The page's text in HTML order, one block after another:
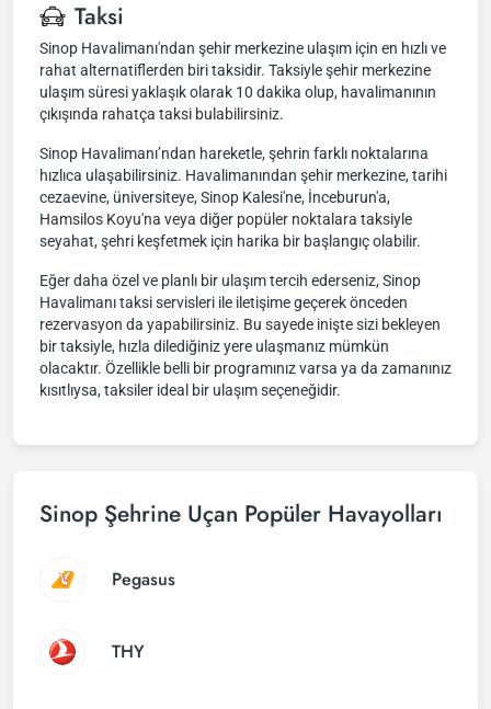
Taksi
Sinop Havalimanı'ndan şehir merkezine ulaşım için en hızlı ve
rahat alternatiflerden biri taksidir. Taksiyle şehir merkezine
ulaşım süresi yaklaşık olarak 10 dakika olup, havalimanının
çıkışında rahatça taksi bulabilirsiniz.
Sinop Havalimanı’ndan hareketle, şehrin farklı noktalarına
hızlıca ulaşabilirsiniz. Havalimanından şehir merkezine, tarihi
cezaevine, üniversiteye, Sinop Kalesi'ne, İnceburun'a,
Hamsilos Koyu'na veya diğer popüler noktalara taksiyle
seyahat, şehri keşfetmek için harika bir başlangıç olabilir.
Eğer daha özel ve planlı bir ulaşım tercih ederseniz, Sinop
Havalimanı taksi servisleri ile iletişime geçerek önceden
rezervasyon da yapabilirsiniz. Bu sayede inişte sizi bekleyen
bir taksiyle, hızla dilediğiniz yere ulaşmanız mümkün
olacaktır. Özellikle belli bir programınız varsa ya da zamanınız
kısıtlıysa, taksiler ideal bir ulaşım seçeneğidir.
Sinop Şehrine Uçan Popüler Havayolları
Pegasus
THY